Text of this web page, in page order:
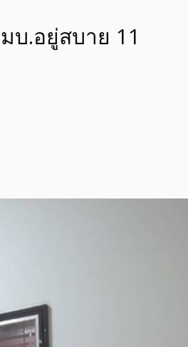
บ.อยู่สบาย 11